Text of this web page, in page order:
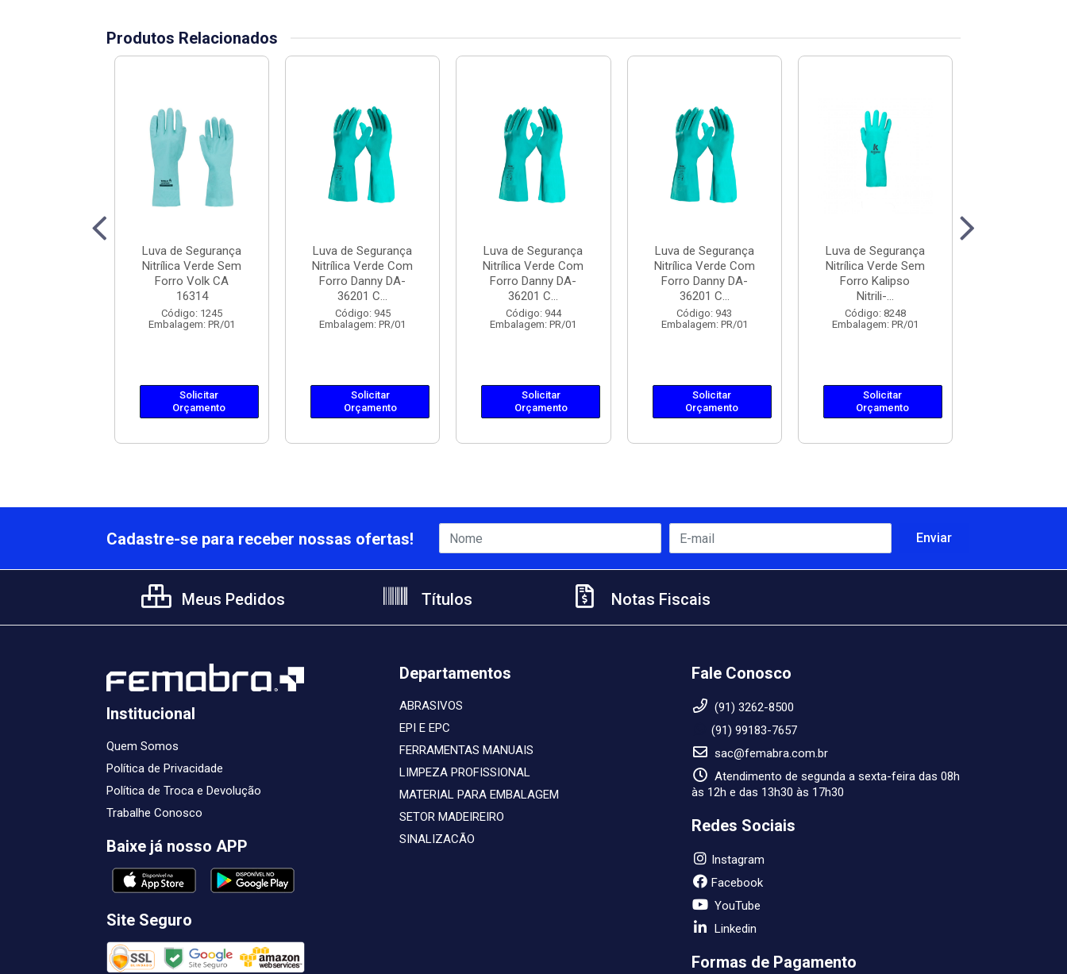
Produtos Relacionados
Luva de Segurança
Nitrílica Verde Sem
Forro Volk CA
16314
Código: 1245
Embalagem: PR/01
Solicitar
Orçamento
Luva de Segurança
Nitrílica Verde Com
Forro Danny DA-
36201 C...
Código: 945
Embalagem: PR/01
Solicitar
Orçamento
Luva de Segurança
Nitrílica Verde Com
Forro Danny DA-
36201 C...
Código: 944
Embalagem: PR/01
Solicitar
Orçamento
Luva de Segurança
Nitrílica Verde Com
Forro Danny DA-
36201 C...
Código: 943
Embalagem: PR/01
Solicitar
Orçamento
Luva de Segurança
Nitrílica Verde Sem
Forro Kalipso
Nitrili-...
Código: 8248
Embalagem: PR/01
Solicitar
Orçamento
Cadastre-se para receber nossas ofertas!
Meus Pedidos Títulos Notas Fiscais
Institucional
Quem Somos
Política de Privacidade
Política de Troca e Devolução
Trabalhe Conosco
Baixe já nosso APP
Site Seguro
Departamentos
ABRASIVOS
EPI E EPC
FERRAMENTAS MANUAIS
LIMPEZA PROFISSIONAL
MATERIAL PARA EMBALAGEM
SETOR MADEIREIRO
SINALIZACÃO
Fale Conosco
(91) 3262-8500
(91) 99183-7657
sac@femabra.com.br
Atendimento de segunda a sexta-feira das 08h
às 12h e das 13h30 às 17h30
Redes Sociais
Instagram
Facebook
YouTube
Linkedin
Formas de Pagamento